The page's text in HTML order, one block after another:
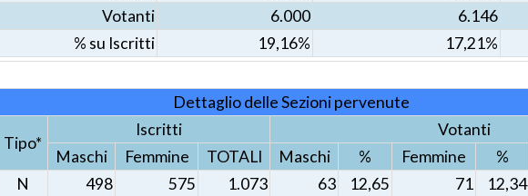
Votanti
6.000 6.146
% su Iscritti
19,16% 17,21%
Dettaglio delle Sezioni pervenute
Tipo*
Iscritti
Votanti
Maschi
Femmine TOTALI Maschi % Femmine %
N 498 575 1.073 63 12,65 71 12,34